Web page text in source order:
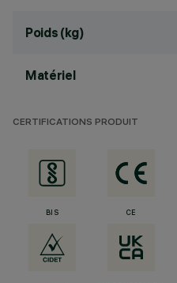
Poids (kg)
Matériel
CERTIFICATIONS PRODUIT
BIS CE